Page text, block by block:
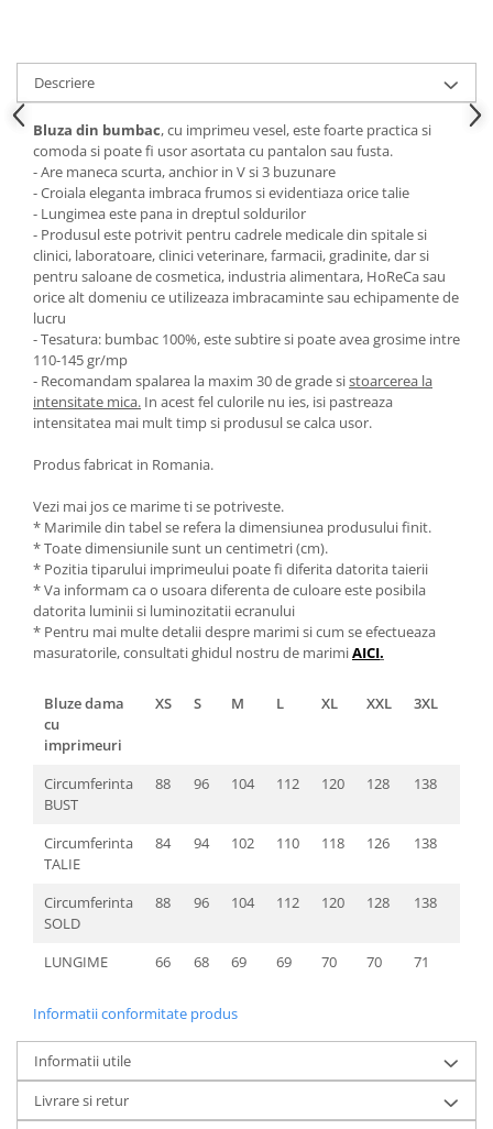
Descriere
Bluza din bumbac, cu imprimeu vesel, este foarte practica si
comoda si poate fi usor asortata cu pantalon sau fusta.
- Are maneca scurta, anchior in V si 3 buzunare
- Croiala eleganta imbraca frumos si evidentiaza orice talie
- Lungimea este pana in dreptul soldurilor
- Produsul este potrivit pentru cadrele medicale din spitale si
clinici, laboratoare, clinici veterinare, farmacii, gradinite, dar si
pentru saloane de cosmetica, industria alimentara, HoReCa sau
orice alt domeniu ce utilizeaza imbracaminte sau echipamente de
lucru
- Tesatura: bumbac 100%, este subtire si poate avea grosime intre
110-145 gr/mp
- Recomandam spalarea la maxim 30 de grade sistoarcerea la
intensitate mica. In acest fel culorile nu ies, isi pastreaza
intensitatea mai mult timp si produsul se calca usor.
Produs fabricat in Romania.
Vezi mai jos ce marime ti se potriveste.
* Marimile din tabel se refera la dimensiunea produsului finit.
* Toate dimensiunile sunt un centimetri (cm).
* Pozitia tiparului imprimeului poate fi diferita datorita taierii
* Va informam ca o usoara diferenta de culoare este posibila
datorita luminii si luminozitatii ecranului
* Pentru mai multe detalii despre marimi si cum se efectueaza
masuratorile, consultati ghidul nostru de marimiAICI.
Bluze dama
cu
imprimeuri
XS S M L XL XXL 3XL
Circumferinta
BUST
88 96 104 112 120 128 138
Circumferinta
TALIE
84 94 102 110 118 126 138
Circumferinta
SOLD
88 96 104 112 120 128 138
LUNGIME 66 68 69 69 70 70 71
Informatii conformitate produs
Informatii utile
Livrare si retur